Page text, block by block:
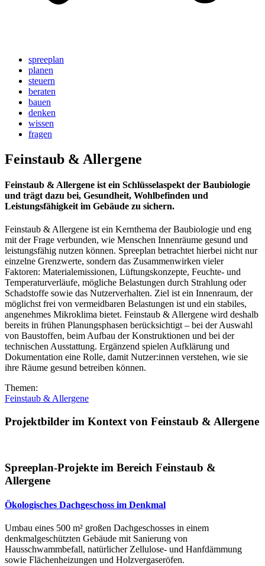
spreeplan
planen
steuern
beraten
bauen
denken
wissen
fragen
Feinstaub & Allergene
Feinstaub & Allergene ist ein Schlüsselaspekt der Baubiologie
und trägt dazu bei, Gesundheit, Wohlbefinden und
Leistungsfähigkeit im Gebäude zu sichern.
Feinstaub & Allergene ist ein Kernthema der Baubiologie und eng
mit der Frage verbunden, wie Menschen Innenräume gesund und
leistungsfähig nutzen können. Spreeplan betrachtet hierbei nicht nur
einzelne Grenzwerte, sondern das Zusammenwirken vieler
Faktoren: Materialemissionen, Lüftungskonzepte, Feuchte- und
Temperaturverläufe, mögliche Belastungen durch Strahlung oder
Schadstoffe sowie das Nutzerverhalten. Ziel ist ein Innenraum, der
möglichst frei von vermeidbaren Belastungen ist und ein stabiles,
angenehmes Mikroklima bietet. Feinstaub & Allergene wird deshalb
bereits in frühen Planungsphasen berücksichtigt – bei der Auswahl
von Baustoffen, beim Aufbau der Konstruktionen und bei der
technischen Ausstattung. Ergänzend spielen Aufklärung und
Dokumentation eine Rolle, damit Nutzer:innen verstehen, wie sie
ihre Räume gesund betreiben können.
Themen:
Feinstaub & Allergene
Projektbilder im Kontext von Feinstaub & Allergene
Spreeplan-Projekte im Bereich Feinstaub &
Allergene
Ökologisches Dachgeschoss im Denkmal
Umbau eines 500 m² großen Dachgeschosses in einem
denkmalgeschützten Gebäude mit Sanierung von
Hausschwammbefall, natürlicher Zellulose- und Hanfdämmung
sowie Flächenheizungen und Holzvergaseröfen.